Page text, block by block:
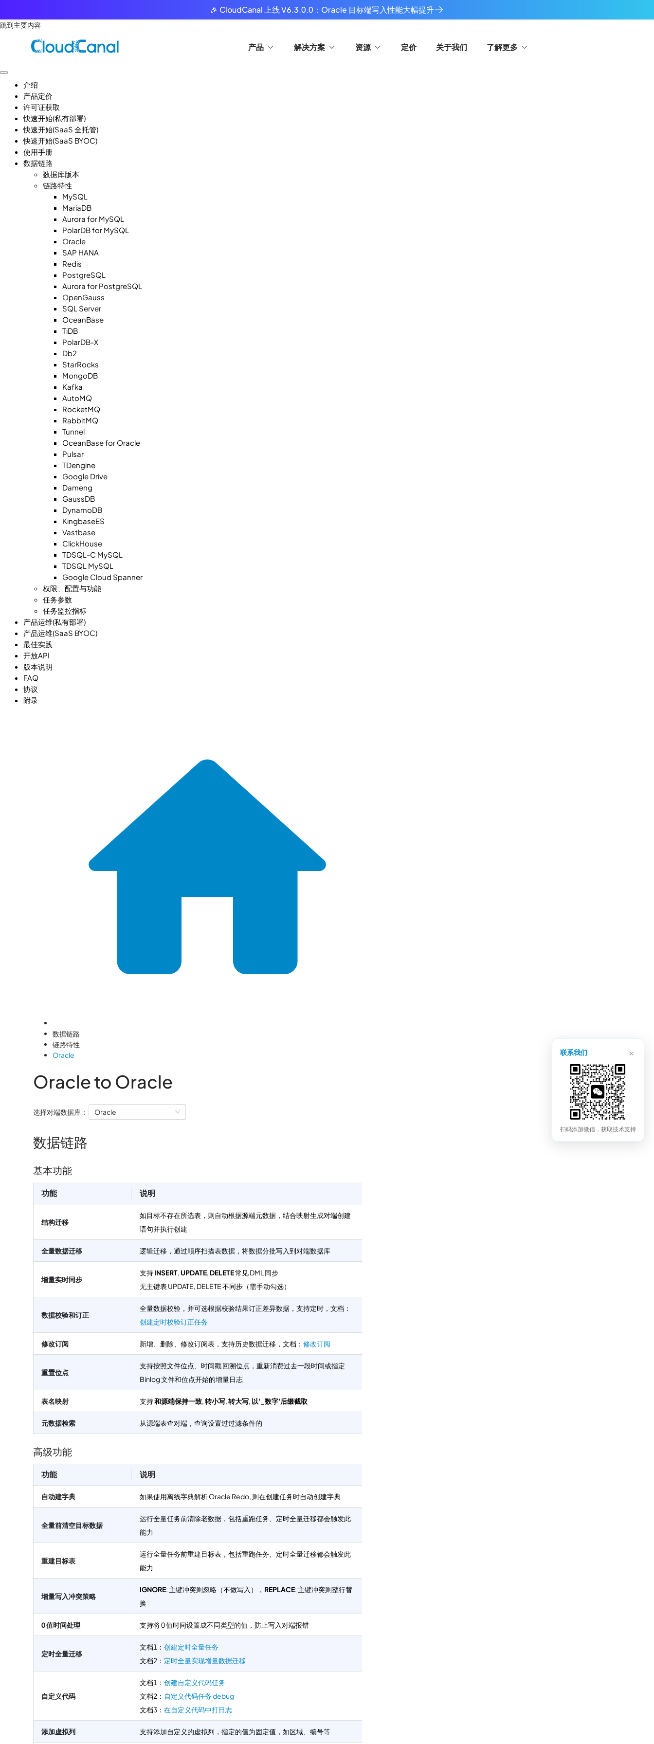
🎉 CloudCanal 上线 V6.3.0.0：Oracle 目标端写入性能大幅提升
跳到主要内容
产品 解决方案 资源 定价 关于我们 了解更多
介绍
产品定价
许可证获取
快速开始(私有部署)
快速开始(SaaS 全托管)
快速开始(SaaS BYOC)
使用手册
数据链路
数据库版本
链路特性
MySQL
MariaDB
Aurora for MySQL
PolarDB for MySQL
Oracle
SAP HANA
Redis
PostgreSQL
Aurora for PostgreSQL
OpenGauss
SQL Server
OceanBase
TiDB
PolarDB-X
Db2
StarRocks
MongoDB
Kafka
AutoMQ
RocketMQ
RabbitMQ
Tunnel
OceanBase for Oracle
Pulsar
TDengine
Google Drive
Dameng
GaussDB
DynamoDB
KingbaseES
Vastbase
ClickHouse
TDSQL-C MySQL
TDSQL MySQL
Google Cloud Spanner
权限、配置与功能
任务参数
任务监控指标
产品运维(私有部署)
产品运维(SaaS BYOC)
最佳实践
开放API
版本说明
FAQ
协议
附录
数据链路
链路特性
Oracle
Oracle to Oracle
选择对端数据库： Oracle
数据链路
基本功能
功能 说明
结构迁移
如目标不存在所选表，则自动根据源端元数据，结合映射生成对端创建
语句并执行创建
全量数据迁移 逻辑迁移，通过顺序扫描表数据，将数据分批写入到对端数据库
增量实时同步
支持INSERT,UPDATE, DELETE常见 DML 同步
无主键表 UPDATE, DELETE 不同步（需手动勾选）
数据校验和订正
全量数据校验，并可选根据校验结果订正差异数据，支持定时，文档：
创建定时校验订正任务
修改订阅 新增、删除、修改订阅表，支持历史数据迁移，文档： 修改订阅
重置位点
支持按照文件位点、时间戳 回溯位点，重新消费过去一段时间或指定
Binlog 文件和位点开始的增量日志
表名映射 支持和源端保持一致,转小写,转大写, 以'_数字'后缀截取
元数据检索 从源端表查对端，查询设置过过滤条件的
高级功能
功能 说明
自动建字典 如果使用离线字典解析 Oracle Redo, 则在创建任务时自动创建字典
全量前清空目标数据
运行全量任务前清除老数据，包括重跑任务、定时全量迁移都会触发此
能力
重建目标表
运行全量任务前重建目标表，包括重跑任务、定时全量迁移都会触发此
能力
增量写入冲突策略
IGNORE: 主键冲突则忽略（不做写入）， REPLACE: 主键冲突则整行替
换
0 值时间处理 支持将 0 值时间设置成不同类型的值，防止写入对端报错
定时全量迁移
文档1： 创建定时全量任务
文档2： 定时全量实现增量数据迁移
自定义代码
文档1： 创建自定义代码任务
文档2： 自定义代码任务 debug
文档3： 在自定义代码中打日志
添加虚拟列 支持添加自定义的虚拟列，指定的值为固定值，如区域、编号等
联系我们 ×
扫码添加微信，获取技术支持